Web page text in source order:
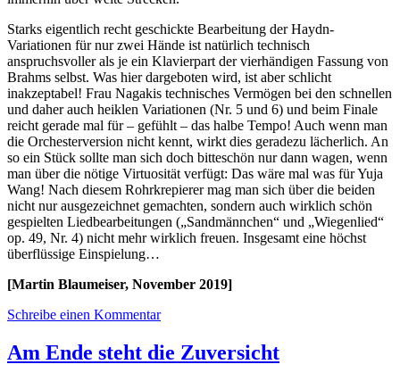
Starks eigentlich recht geschickte Bearbeitung der Haydn-
Variationen für nur zwei Hände ist natürlich technisch
anspruchsvoller als je ein Klavierpart der vierhändigen Fassung von
Brahms selbst. Was hier dargeboten wird, ist aber schlicht
inakzeptabel! Frau Nagakis technisches Vermögen bei den schnellen
und daher auch heiklen Variationen (Nr. 5 und 6) und beim Finale
reicht gerade mal für – gefühlt – das halbe Tempo! Auch wenn man
die Orchesterversion nicht kennt, wirkt dies geradezu lächerlich. An
so ein Stück sollte man sich doch bitteschön nur dann wagen, wenn
man über die nötige Virtuosität verfügt: Das wäre mal was für Yuja
Wang! Nach diesem Rohrkrepierer mag man sich über die beiden
nicht nur ausgezeichnet gemachten, sondern auch wirklich schön
gespielten Liedbearbeitungen („Sandmännchen“ und „Wiegenlied“
op. 49, Nr. 4) nicht mehr wirklich freuen. Insgesamt eine höchst
überflüssige Einspielung…
[Martin Blaumeiser, November 2019]
Schreibe einen Kommentar
Am Ende steht die Zuversicht